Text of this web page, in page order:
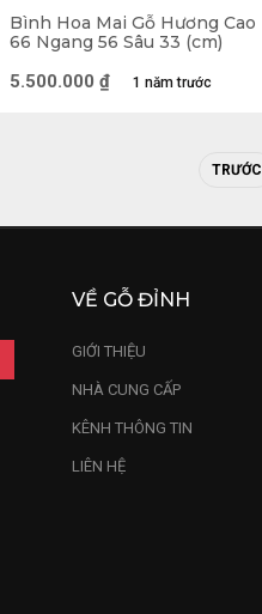
Bình Hoa Mai Gỗ Hương Cao
66 Ngang 56 Sâu 33 (cm)
1 năm trước
5.500.000 ₫
TRƯỚC
VỀ GỖ ĐỈNH
GIỚI THIỆU
NHÀ CUNG CẤP
KÊNH THÔNG TIN
LIÊN HỆ